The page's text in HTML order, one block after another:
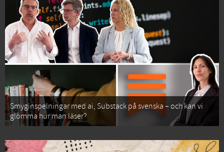
Smyginspelningar med ai, Substack på svenska – och kan vi
glömma hur man läser?